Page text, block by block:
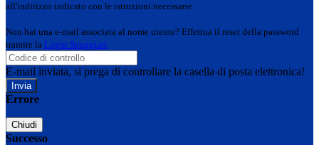
all'indirizzo indicato con le istruzioni necessarie.
Non hai una e-mail associata al nome utente? Effettua il reset della password
tramite la Login Spaggiari
E-mail inviata, si prega di controllare la casella di posta elettronica!
Errore
Chiudi
Successo